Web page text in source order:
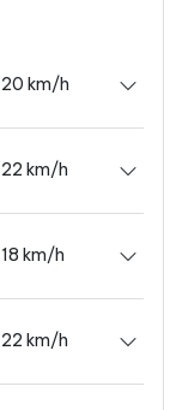
20 km/h
22 km/h
18 km/h
22 km/h